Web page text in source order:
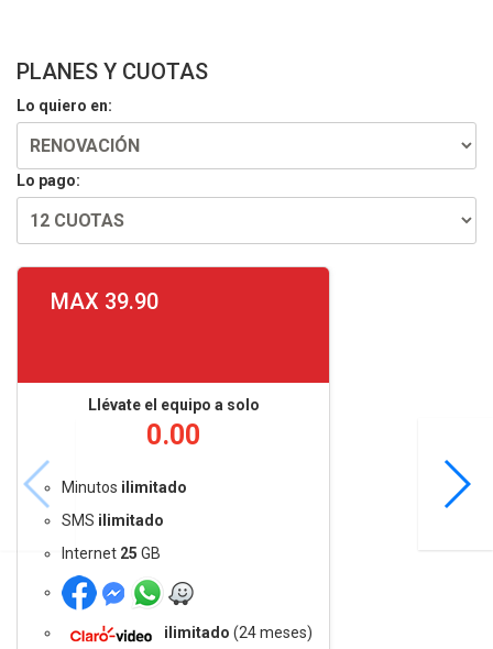
PLANES Y CUOTAS
Lo quiero en:
Lo pago:
MAX 39.90
Llévate el equipo a solo
0.00
Minutos ilimitado
SMS ilimitado
Internet 25 GB
ilimitado (24 meses)